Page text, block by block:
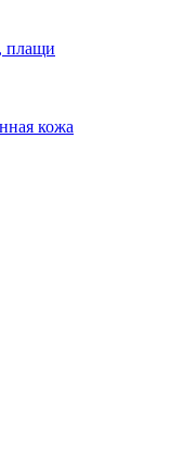
плащи
кожа